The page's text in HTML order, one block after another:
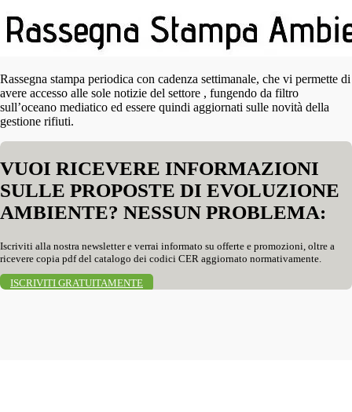
Rassegna stampa periodica con cadenza settimanale, che vi permette di
avere accesso alle sole notizie del settore , fungendo da filtro
sull’oceano mediatico ed essere quindi aggiornati sulle novità della
gestione rifiuti.
VUOI RICEVERE INFORMAZIONI
SULLE PROPOSTE DI EVOLUZIONE
AMBIENTE? NESSUN PROBLEMA:
Iscriviti alla nostra newsletter e verrai informato su offerte e promozioni, oltre a
ricevere copia pdf del catalogo dei codici CER aggiornato normativamente.
ISCRIVITI GRATUITAMENTE